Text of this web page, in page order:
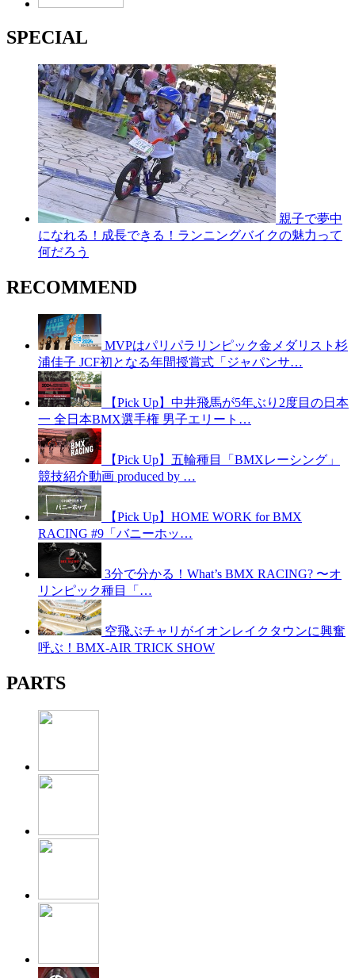
SPECIAL
親子で夢中
になれる！成長できる！ランニングバイクの魅力って
何だろう
RECOMMEND
MVPはパリパラリンピック金メダリスト杉
浦佳子 JCF初となる年間授賞式「ジャパンサ…
【Pick Up】中井飛馬が5年ぶり2度目の日本
一 全日本BMX選手権 男子エリート…
【Pick Up】五輪種目「BMXレーシング」
競技紹介動画 produced by …
【Pick Up】HOME WORK for BMX
RACING #9「バニーホッ…
3分で分かる！What’s BMX RACING? 〜オ
リンピック種目「…
空飛ぶチャリがイオンレイクタウンに興奮
呼ぶ！BMX-AIR TRICK SHOW
PARTS